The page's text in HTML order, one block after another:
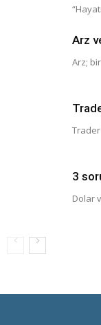
Arz
Arz;
3
Dolar